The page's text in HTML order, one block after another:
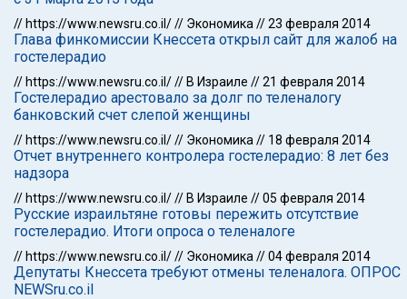
// https://www.newsru.co.il/// Экономика //23 февраля 2014
Глава финкомиссии Кнессета открыл сайт для жалоб на
гостелерадио
// https://www.newsru.co.il/// В Израиле //21 февраля 2014
Гостелерадио арестовало за долг по теленалогу
банковский счет слепой женщины
// https://www.newsru.co.il/// Экономика // 18 февраля 2014
Отчет внутреннего контролера гостелерадио: 8 лет без
надзора
// https://www.newsru.co.il/// В Израиле //05 февраля 2014
Русские израильтяне готовы пережить отсутствие
гостелерадио. Итоги опроса о теленалоге
// https://www.newsru.co.il/// Экономика //04 февраля 2014
Депутаты Кнессета требуют отмены теленалога. ОПРОС
NEWSru.co.il